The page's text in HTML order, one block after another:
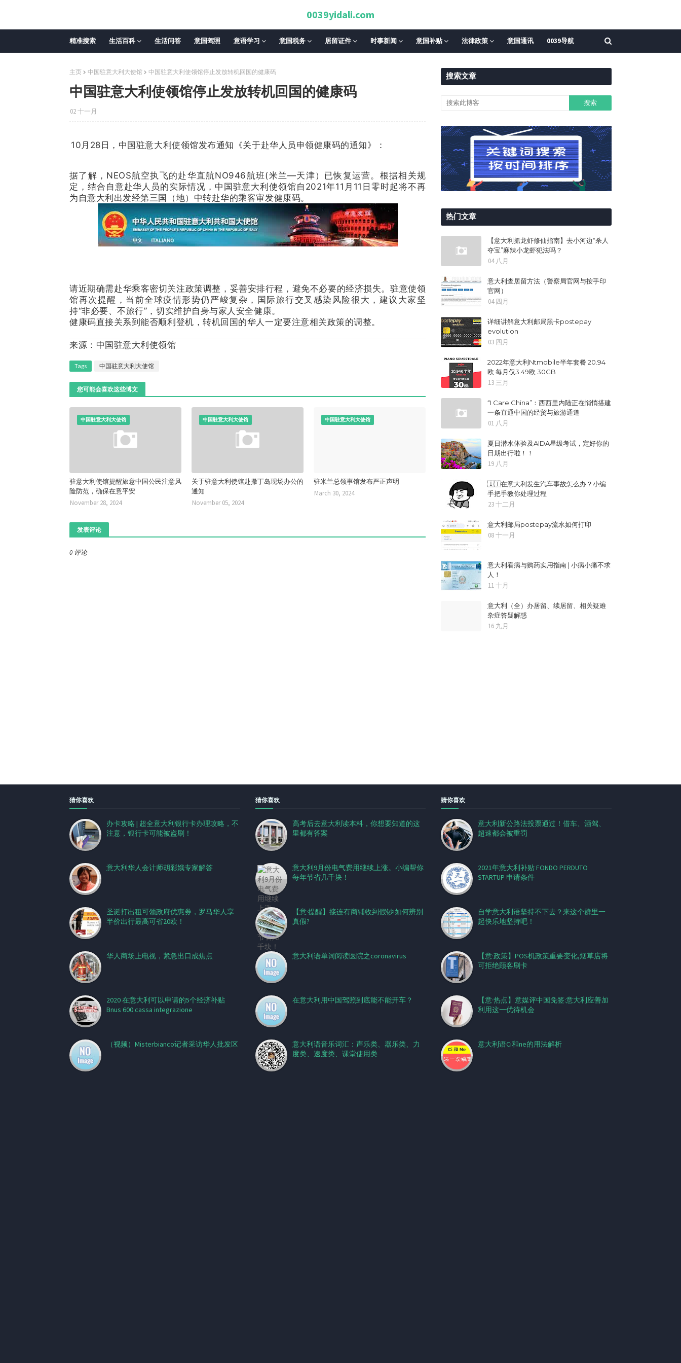
0039yidali.com
精准搜索 生活百科 生活问答 意国驾照 意语学习 意国税务 居留证件 时事新闻 意国补贴 法律政策 意国通讯 0039导航
主页 中国驻意大利大使馆 中国驻意大利使领馆停止发放转机回国的健康码
中国驻意大利使领馆停止发放转机回国的健康码
02 十一月
10月28日，中国驻意大利使领馆发布通知《关于赴华人员申领健康码的通知》：
据了解，NEOS航空执飞的赴华直航NO946航班(米兰—天津）已恢复运营。根据相关规
定，结合自意赴华人员的实际情况，中国驻意大利使领馆自2021年11月11日零时起将不再
为自意大利出发经第三国（地）中转赴华的乘客审发健康码。
请近期确需赴华乘客密切关注政策调整，妥善安排行程，避免不必要的经济损失。驻意使领
馆再次提醒，当前全球疫情形势仍严峻复杂，国际旅行交叉感染风险很大，建议大家坚
持“非必要、不旅行”，切实维护自身与家人安全健康。
健康码直接关系到能否顺利登机，转机回国的华人一定要注意相关政策的调整。
来源：中国驻意大利使领馆
Tags 中国驻意大利大使馆
您可能会喜欢这些博文
中国驻意大利大使馆
驻意大利使馆提醒旅意中国公民注意风
险防范，确保在意平安
November 28, 2024
中国驻意大利大使馆
关于驻意大利使馆赴撒丁岛现场办公的
通知
November 05, 2024
中国驻意大利大使馆
驻米兰总领事馆发布严正声明
March 30, 2024
发表评论
0 评论
搜索文章
热门文章
【意大利抓龙虾修仙指南】去小河边“杀人
夺宝”麻辣小龙虾犯法吗？
04 八月
意大利查居留方法（警察局官网与按手印
官网）
04 四月
详细讲解意大利邮局黑卡postepay
evolution
03 四月
2022年意大利Ntmobile半年套餐 20.94
欧 每月仅3.49欧 30GB
13 三月
“I Care China”：西西里内陆正在悄悄搭建
一条直通中国的经贸与旅游通道
01 八月
夏日潜水体验及AIDA星级考试，定好你的
日期出行啦！！
19 八月
🇮🇹在意大利发生汽车事故怎么办？小编
手把手教你处理过程
23 十二月
意大利邮局postepay流水如何打印
08 十一月
意大利看病与购药实用指南 | 小病小痛不求
人！
11 十月
意大利（全）办居留、续居留、相关疑难
杂症答疑解惑
16 九月
猜你喜欢
办卡攻略 | 超全意大利银行卡办理攻略，不
注意，银行卡可能被盗刷！
意大利华人会计师胡彩娥专家解答
圣诞打出租可领政府优惠券，罗马华人享
半价出行最高可省20欧！
华人商场上电视，紧急出口成焦点
2020 在意大利可以申请的5个经济补贴
Bnus 600 cassa integrazione
（视频）Misterbianco记者采访华人批发区
猜你喜欢
高考后去意大利读本科，你想要知道的这
里都有答案
意大利9月份电气费用继续上涨。小编帮你
每年节省几千块！
【意·提醒】接连有商铺收到假钞!如何辨别
真假?
意大利语单词阅读医院之coronavirus
在意大利用中国驾照到底能不能开车？
意大利语音乐词汇：声乐类、器乐类、力
度类、速度类、课堂使用类
猜你喜欢
意大利新公路法投票通过！借车、酒驾、
超速都会被重罚
2021年意大利补贴 FONDO PERDUTO
STARTUP 申请条件
自学意大利语坚持不下去？来这个群里一
起快乐地坚持吧！
【意·政策】POS机政策重要变化,烟草店将
可拒绝顾客刷卡
【意·热点】意媒评中国免签:意大利应善加
利用这一优待机会
意大利语Ci和ne的用法解析